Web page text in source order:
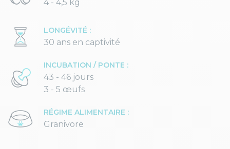
4 - 4,5 kg
LONGÉVITÉ :
30 ans en captivité
INCUBATION / PONTE :
43 - 46 jours
3 - 5 œufs
RÉGIME ALIMENTAIRE :
Granivore